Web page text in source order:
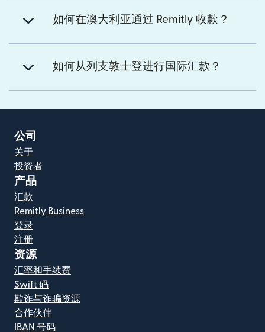
如何在澳大利亚通过 Remitly 收款？
如何从列支敦士登进行国际汇款？
公司
关于
投资者
产品
汇款
Remitly Business
登录
注册
资源
汇率和手续费
Swift 码
欺诈与诈骗资源
合作伙伴
IBAN 号码